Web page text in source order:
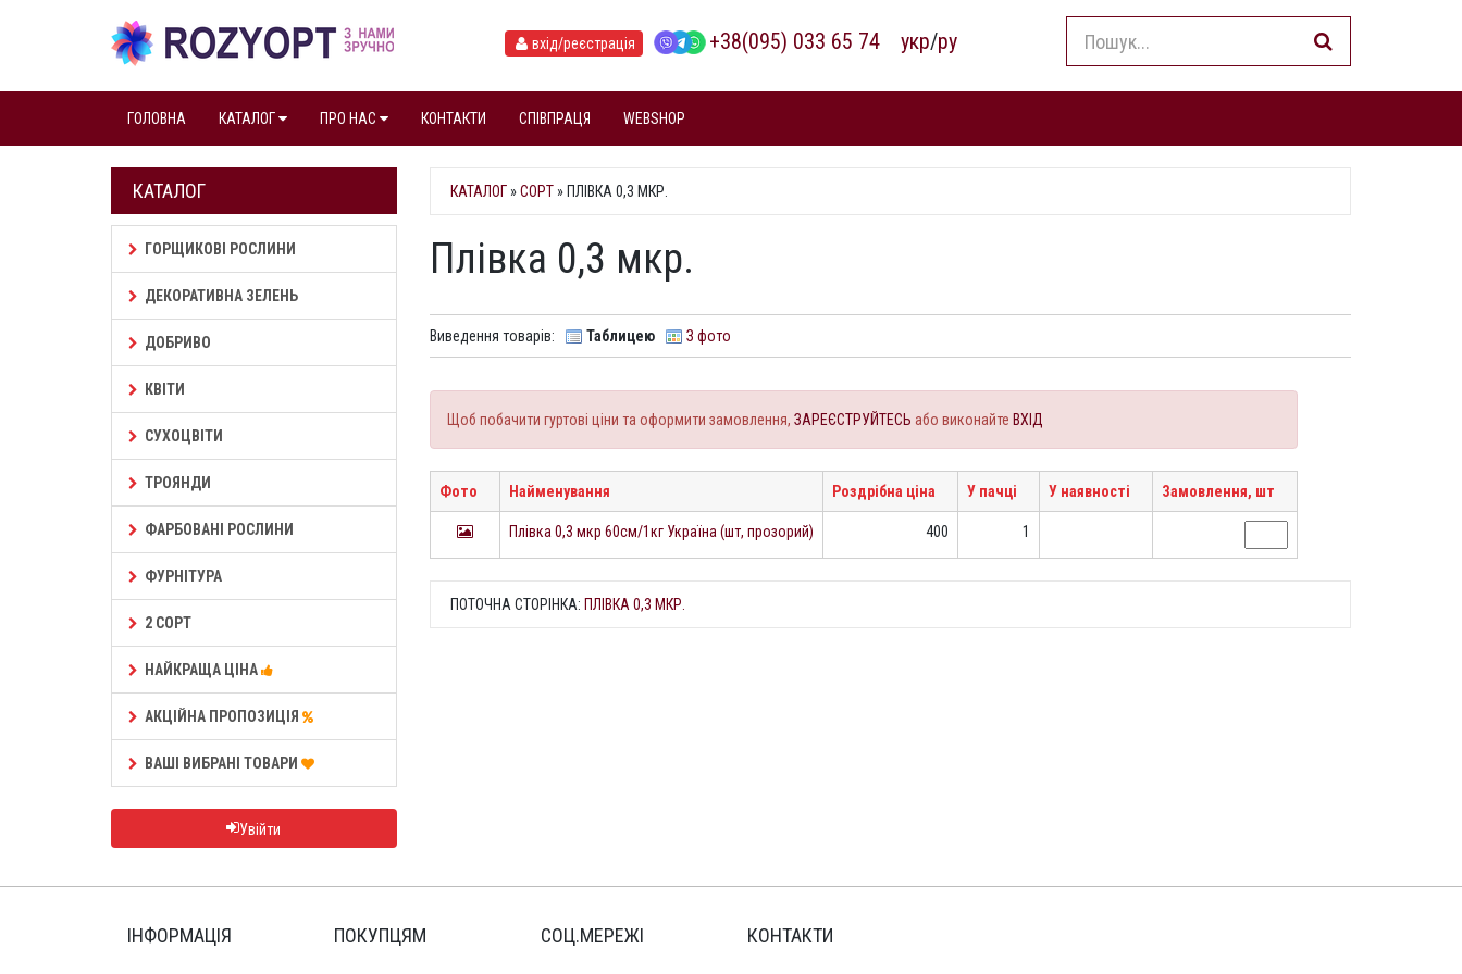
вхід/реєстрація +38(095) 033 65 74 укр/ру
ГОЛОВНА КАТАЛОГ ПРО НАС КОНТАКТИ СПІВПРАЦЯ WEBSHOP
КАТАЛОГ
ГОРЩИКОВІ РОСЛИНИ
ДЕКОРАТИВНА ЗЕЛЕНЬ
ДОБРИВО
КВІТИ
СУХОЦВІТИ
ТРОЯНДИ
ФАРБОВАНІ РОСЛИНИ
ФУРНІТУРА
2 СОРТ
НАЙКРАЩА ЦІНА
АКЦІЙНА ПРОПОЗИЦІЯ
ВАШІ ВИБРАНІ ТОВАРИ
Увійти
КАТАЛОГ»СОРТ» ПЛІВКА 0,3 МКР.
Плівка 0,3 мкр.
Виведення товарів: Таблицею З фото
Щоб побачити гуртові ціни та оформити замовлення, ЗАРЕЄСТРУЙТЕСЬ або виконайте ВХІД
Фото Найменування Роздрібна ціна У пачці У наявності Замовлення, шт
Плівка 0,3 мкр 60см/1кг Україна (шт, прозорий) 400 1
ПОТОЧНА СТОРІНКА: ПЛІВКА 0,3 МКР.
ІНФОРМАЦІЯ ПОКУПЦЯМ СОЦ.МЕРЕЖІ КОНТАКТИ